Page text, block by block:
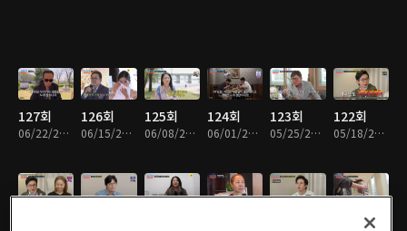
127회
06/22/2026 • 1시간 35분
126회
06/15/2026 • 1시간 27분
125회
06/08/2026 • 1시간 35분
124회
06/01/2026 • 1시간 21분
123회
05/25/2026 • 1시간 33분
122회
05/18/2026 • 1시간 56분
116회